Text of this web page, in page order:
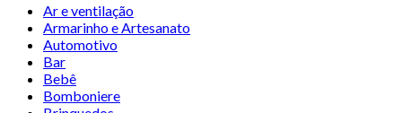
Ar e ventilação
Armarinho e Artesanato
Automotivo
Bar
Bebê
Bomboniere